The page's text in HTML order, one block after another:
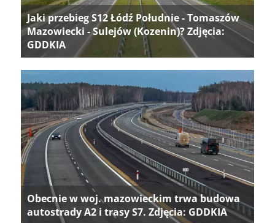
Jaki przebieg S12 Łódź Południe - Tomaszów
Mazowiecki - Sulejów (Kozenin)? Zdjęcia:
GDDKIA
Obecnie w woj. mazowieckim trwa budowa
autostrady A2 i trasy S7. Zdjęcia: GDDKIA